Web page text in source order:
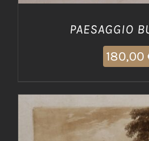
PAESAGGIO
180,00